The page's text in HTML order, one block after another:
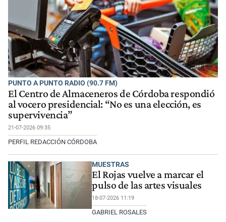
PUNTO A PUNTO RADIO (90.7 FM)
El Centro de Almaceneros de Córdoba respondió
al vocero presidencial: “No es una elección, es
supervivencia”
21-07-2026 09:35
PERFIL REDACCIÓN CÓRDOBA
MUESTRAS
El Rojas vuelve a marcar el
pulso de las artes visuales
18-07-2026 11:19
GABRIEL ROSALES